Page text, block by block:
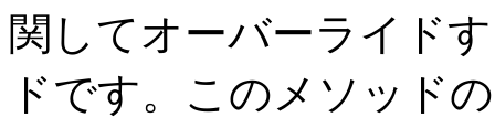
関してオーバーライド
ドです。このメソッド